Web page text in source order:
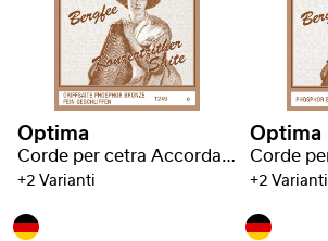
Optima
Corde per cetra Accordatura Bavarese
+2 Varianti
Optima
+2 Varianti